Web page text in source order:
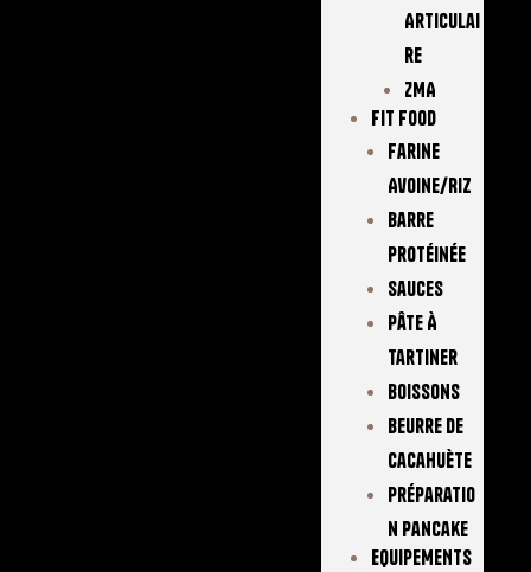
Articulai
Re
ZMA
FIT FOOD
Farine
Avoine/Riz
Barre
Protéinée
Sauces
Pâte À
Tartiner
Boissons
Beurre De
Cacahuète
Préparatio
N Pancake
EQUIPEMENTS